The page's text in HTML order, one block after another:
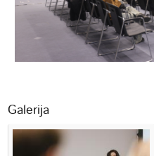
Galerija